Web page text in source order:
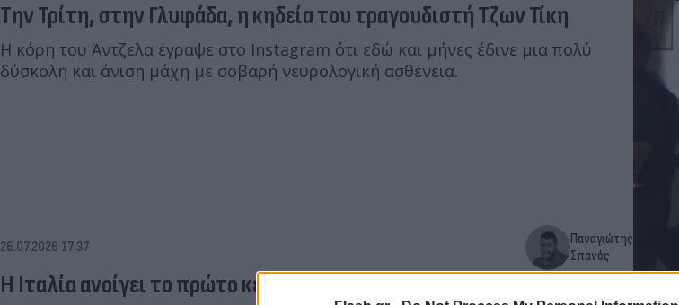
Την Τρίτη, στην Γλυφάδα, η κηδεία του τραγουδιστή Τζων Τίκη
Η κόρη του Άντζελα έγραψε στο Instagram ότι εδώ και μήνες έδινε μια πολύ
δύσκολη και άνιση μάχη με σοβαρή νευρολογική ασθένεια.
26.07.2026 17:37
Παναγιώτης
Σπανός
Η Ιταλία ανοίγει το πρώτο κέντρο για τον εθισμό στα social media -